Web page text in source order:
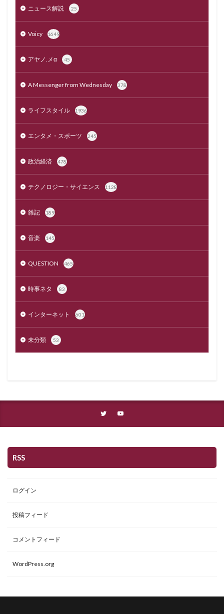
ニュース解説 25
Voicy 1649
アヤノ.メα 45
A Messenger from Wednesday 378
ライフスタイル 1936
エンタメ・スポーツ 245
政治経済 478
テクノロジー・サイエンス 1128
雑記 189
音楽 145
QUESTION 465
時事ネタ 83
インターネット 601
未分類 53
RSS
ログイン
投稿フィード
コメントフィード
WordPress.org